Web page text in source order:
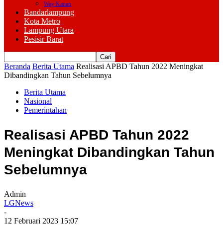
Way Kanan
Bandarlampung
Kota Metro
Lampung Utara
Pesisir Barat
Beranda Berita Utama Realisasi APBD Tahun 2022 Meningkat
Dibandingkan Tahun Sebelumnya
Berita Utama
Nasional
Pemerintahan
Realisasi APBD Tahun 2022
Meningkat Dibandingkan Tahun
Sebelumnya
Admin
LGNews
-
12 Februari 2023 15:07